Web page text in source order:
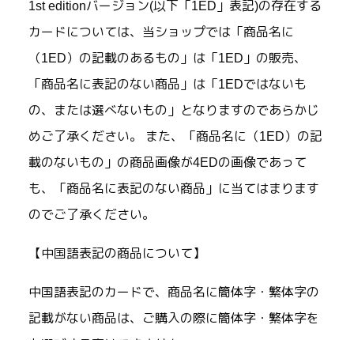
1st editionバージョン(以下「1ED」表記)の存在する
カードについては、当ショップでは「商品名に
（1ED）の記載のあるもの」は「1ED」の販売、
「商品名に表記のない商品」は「1EDではないも
の、または選べないもの」となりますのであらかじ
めご了承ください。 また、「商品名に（1ED）の記
載のないもの」の商品画像が4EDの画像であって
も、「商品名に表記のない商品」に当てはまります
のでご了承ください。
【中国語表記の商品について】
中国語表記のカードで、商品名に簡体字・繁体字の
記載がない商品は、ご購入の際に簡体字・繁体字を